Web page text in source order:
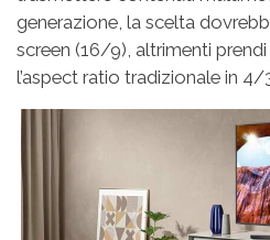
generazione, la scelta
screen (16/9), altrimenti
l’aspect ratio tradizionale in 4/